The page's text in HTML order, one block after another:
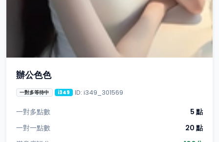
辦公色色
一對多等待中 i349 ID: i349_301569
一對多點數
5 點
一對一點數
20 點